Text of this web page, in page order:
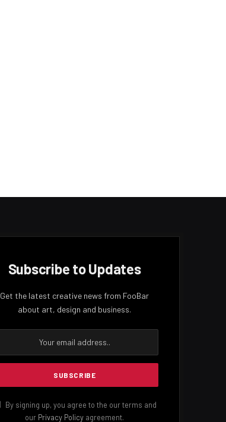
Subscribe to Updates
Get the latest creative news from FooBar
about art, design and business.
By signing up, you agree to the our terms and
our Privacy Policy agreement.